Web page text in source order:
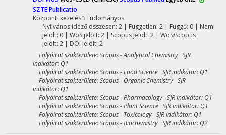
SZTE Publicatio
Központi kezelésűTudományos
Nyilvános idéző összesen: 2| Független: 2 | Függő: 0 | Nem
jelölt: 0 | WoS jelölt: 2 | Scopus jelölt: 2 | WoS/Scopus
jelölt: 2 | DOI jelölt: 2
Folyóirat szakterülete: Scopus - Analytical Chemistry SJR
indikátor: Q1
Folyóirat szakterülete: Scopus - Food Science SJR indikátor: Q1
Folyóirat szakterülete: Scopus - Organic Chemistry SJR
indikátor: Q1
Folyóirat szakterülete: Scopus - Pharmacology SJR indikátor: Q1
Folyóirat szakterülete: Scopus - Plant Science SJR indikátor: Q1
Folyóirat szakterülete: Scopus - Toxicology SJR indikátor: Q1
Folyóirat szakterülete: Scopus - Biochemistry SJR indikátor: Q2